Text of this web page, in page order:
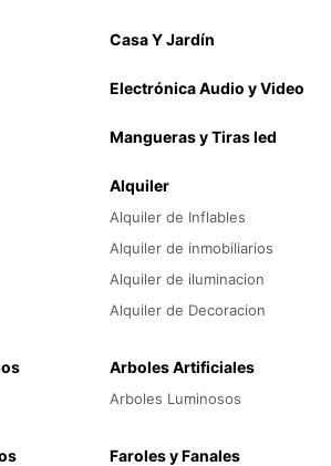
Casa Y Jardín
Electrónica Audio y Video
Mangueras y Tiras led
Alquiler
Alquiler de Inflables
Alquiler de inmobiliarios
Alquiler de iluminacion
Alquiler de Decoracion
Arboles Artificiales
Arboles Luminosos
Faroles y Fanales